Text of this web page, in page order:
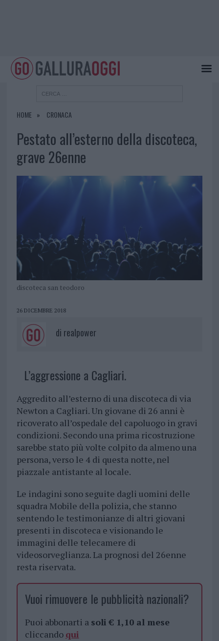
HOME CRONACA
Pestato all’esterno della discoteca,
grave 26enne
discoteca san teodoro
26 DICEMBRE 2018
di realpower
L’aggressione a Cagliari.
Aggredito all’esterno di una discoteca di via
Newton a Cagliari. Un giovane di 26 anni è
ricoverato all’ospedale del capoluogo in gravi
condizioni. Secondo una prima ricostruzione
sarebbe stato più volte colpito da almeno una
persona, verso le 4 di questa notte, nel
piazzale antistante al locale.
Le indagini sono seguite dagli uomini delle
squadra Mobile della polizia, che stanno
sentendo le testimonianze di altri giovani
presenti in discoteca e visionando le
immagini delle telecamere di
videosorveglianza. La prognosi del 26enne
resta riservata.
Vuoi rimuovere le pubblicità nazionali?
Puoi abbonarti a soli € 1,10 al mese
cliccando qui